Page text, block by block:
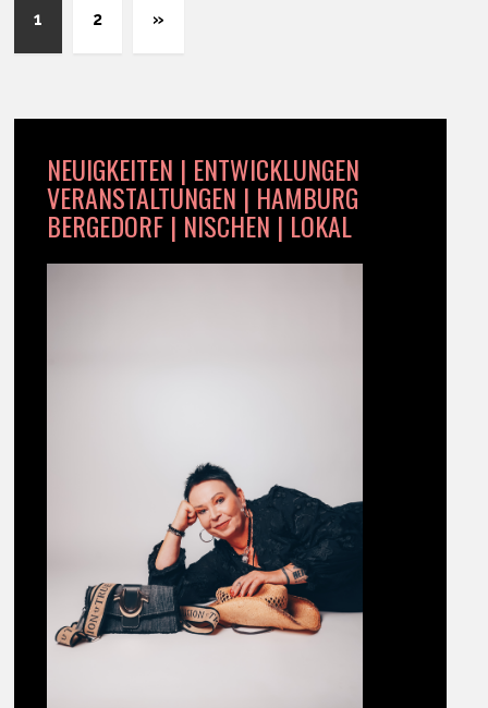
1 2 »
NEUIGKEITEN | ENTWICKLUNGEN
VERANSTALTUNGEN | HAMBURG
BERGEDORF | NISCHEN | LOKAL